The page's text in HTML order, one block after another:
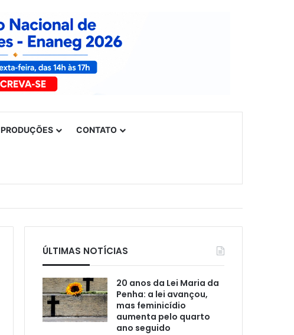
PRODUÇÕES CONTATO
ÚLTIMAS NOTÍCIAS
20 anos da Lei Maria da
Penha: a lei avançou,
mas feminicídio
aumenta pelo quarto
ano seguido